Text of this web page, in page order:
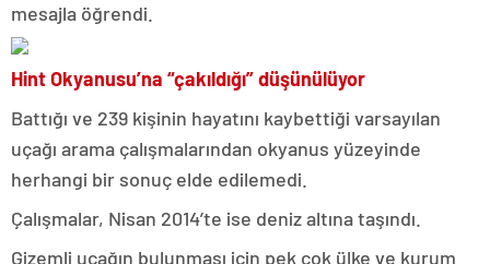
mesajla öğrendi.
Hint Okyanusu’na “çakıldığı” düşünülüyor
Battığı ve 239 kişinin hayatını kaybettiği varsayılan
uçağı arama çalışmalarından okyanus yüzeyinde
herhangi bir sonuç elde edilemedi.
Çalışmalar, Nisan 2014’te ise deniz altına taşındı.
Gizemli uçağın bulunması için pek çok ülke ve kurum